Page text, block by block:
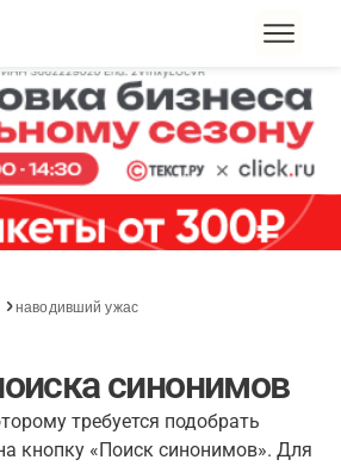
наводивший ужас
синонимов
требуется подобрать
кнопку «Поиск синонимов». Для